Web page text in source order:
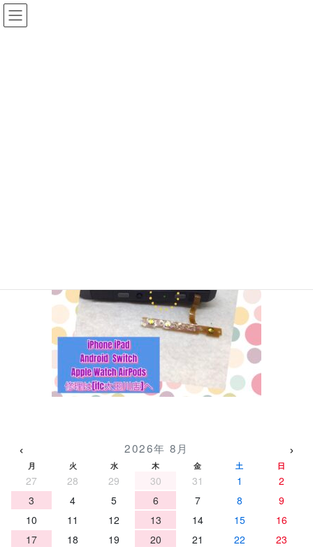
コ
ン
ナ
ビ
‹ 2026年 8月 ›
月 火 水 木 金 土 日
27 28 29 30 31 1
2
3
4 5 6 7 8
9
10
11 12 13 14 15
16
17
18 19 20 21 22
23